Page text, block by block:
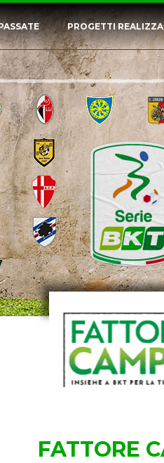
PROGETTI
FATTORE